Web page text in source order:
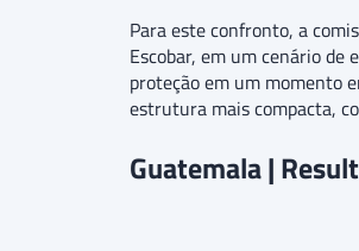
Para este confronto, a
Escobar, em um cenário de
proteção em um momento
estrutura mais compacta,
Guatemala |